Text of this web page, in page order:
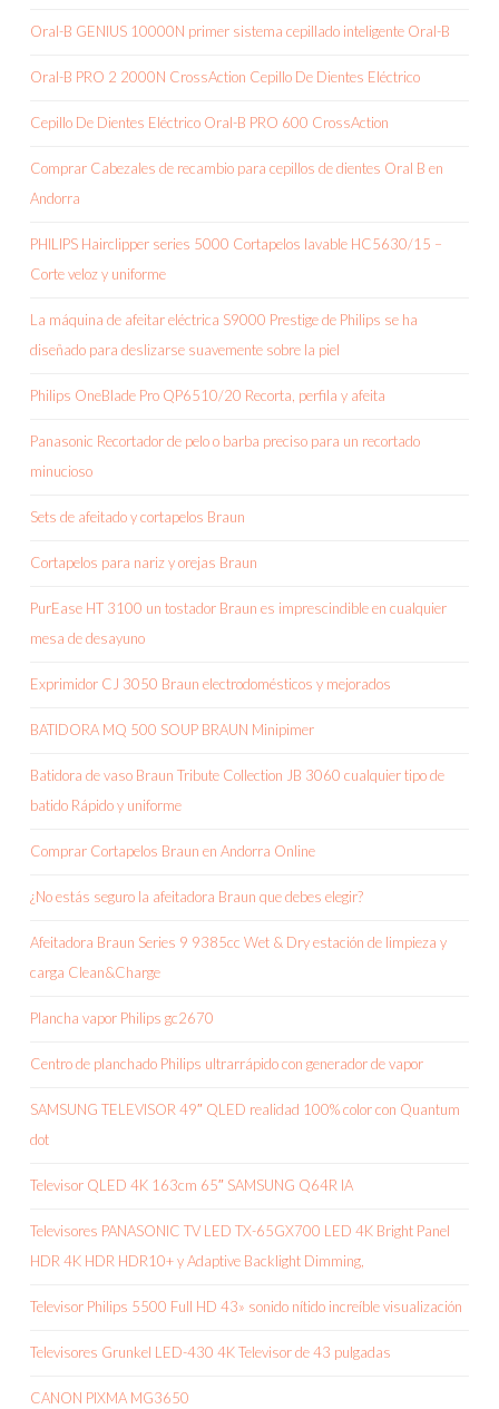
Oral-B GENIUS 10000N primer sistema cepillado inteligente Oral-B
Oral-B PRO 2 2000N CrossAction Cepillo De Dientes Eléctrico
Cepillo De Dientes Eléctrico Oral-B PRO 600 CrossAction
Comprar Cabezales de recambio para cepillos de dientes Oral B en
Andorra
PHILIPS Hairclipper series 5000 Cortapelos lavable HC5630/15 –
Corte veloz y uniforme
La máquina de afeitar eléctrica S9000 Prestige de Philips se ha
diseñado para deslizarse suavemente sobre la piel
Philips OneBlade Pro QP6510/20 Recorta, perfila y afeita
Panasonic Recortador de pelo o barba preciso para un recortado
minucioso
Sets de afeitado y cortapelos Braun
Cortapelos para nariz y orejas Braun
PurEase HT 3100 un tostador Braun es imprescindible en cualquier
mesa de desayuno
Exprimidor CJ 3050 Braun electrodomésticos y mejorados
BATIDORA MQ 500 SOUP BRAUN Minipimer
Batidora de vaso Braun Tribute Collection JB 3060 cualquier tipo de
batido Rápido y uniforme
Comprar Cortapelos Braun en Andorra Online
¿No estás seguro la afeitadora Braun que debes elegir?
Afeitadora Braun Series 9 9385cc Wet & Dry estación de limpieza y
carga Clean&Charge
Plancha vapor Philips gc2670
Centro de planchado Philips ultrarrápido con generador de vapor
SAMSUNG TELEVISOR 49″ QLED realidad 100% color con Quantum
dot
Televisor QLED 4K 163cm 65″ SAMSUNG Q64R IA
Televisores PANASONIC TV LED TX-65GX700 LED 4K Bright Panel
HDR 4K HDR HDR10+ y Adaptive Backlight Dimming,
Televisor Philips 5500 Full HD 43» sonido nítido increíble visualización
Televisores Grunkel LED-430 4K Televisor de 43 pulgadas
CANON PIXMA MG3650